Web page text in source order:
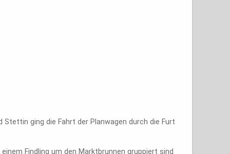
ging die Fahrt der Planwagen durch die Furt
Findling um den Marktbrunnen gruppiert sind